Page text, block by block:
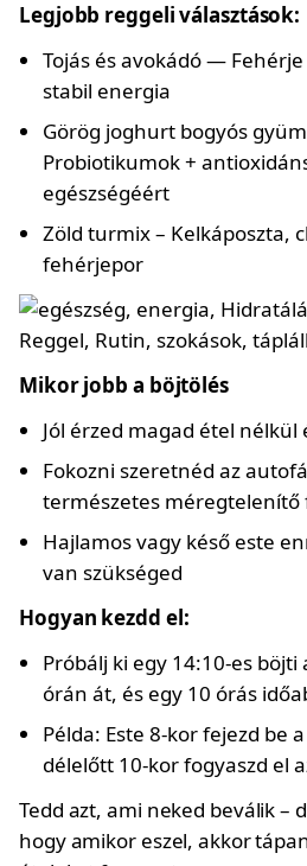
Legjobb reggeli választások:
Tojás és avokádó —
stabil energia
Görög joghurt bogyós
Probiotikumok +
egészségéért
Zöld turmix – Kelkáposzta,
fehérjepor
Mikor jobb a böjtölés
Jól érzed magad étel nélkül
Fokozni szeretnéd az
természetes méregtelenítő
Hajlamos vagy késő este
van szükséged
Hogyan kezdd el:
Próbálj ki egy 14:10-es
órán át, és egy 10 órás
Példa: Este 8-kor fejezd be
délelőtt 10-kor fogyaszd el
Tedd azt, ami neked beválik –
hogy amikor eszel, akkor